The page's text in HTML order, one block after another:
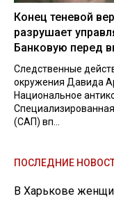
Конец теневой
разрушает
Банковую перед
Следственные
окружения Давида
Национальное
(САП) вп...
ПОСЛЕДНИЕ
В Харькове